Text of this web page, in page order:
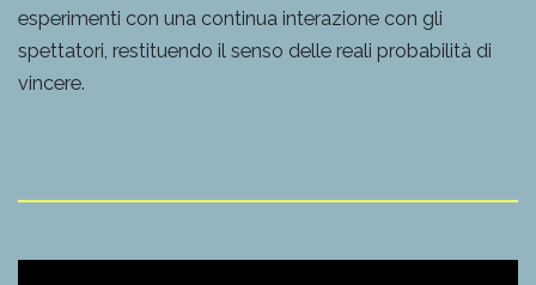
esperimenti con una continua interazione con gli
spettatori, restituendo il senso delle reali probabilità di
vincere.